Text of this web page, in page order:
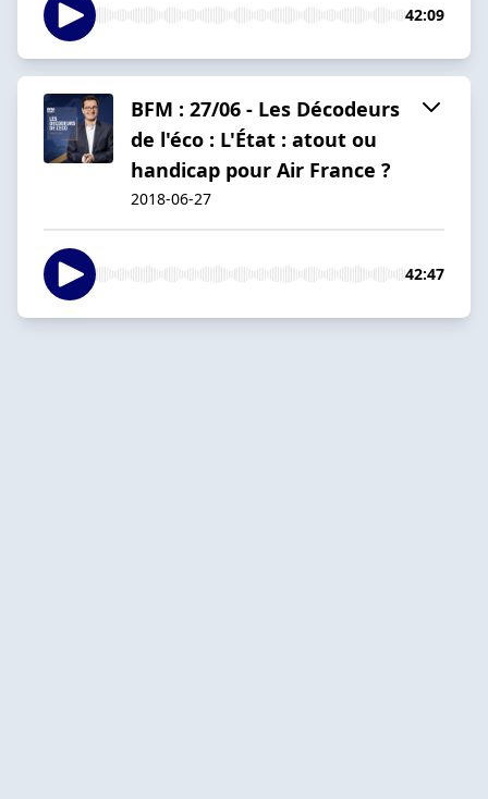
42:09
BFM : 27/06 - Les Décodeurs
de l'éco : L'État : atout ou
handicap pour Air France ?
2018-06-27
42:47